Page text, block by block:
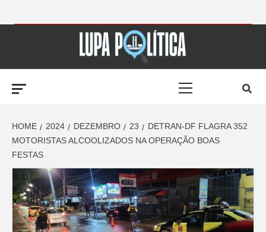
LUPA
POLÍTICA –
AMPLIANDO A
NOTÍCIA
HOME 2024 DEZEMBRO 23
DETRAN-DF FLAGRA 352
MOTORISTAS ALCOOLIZADOS NA OPERAÇÃO BOAS
FESTAS